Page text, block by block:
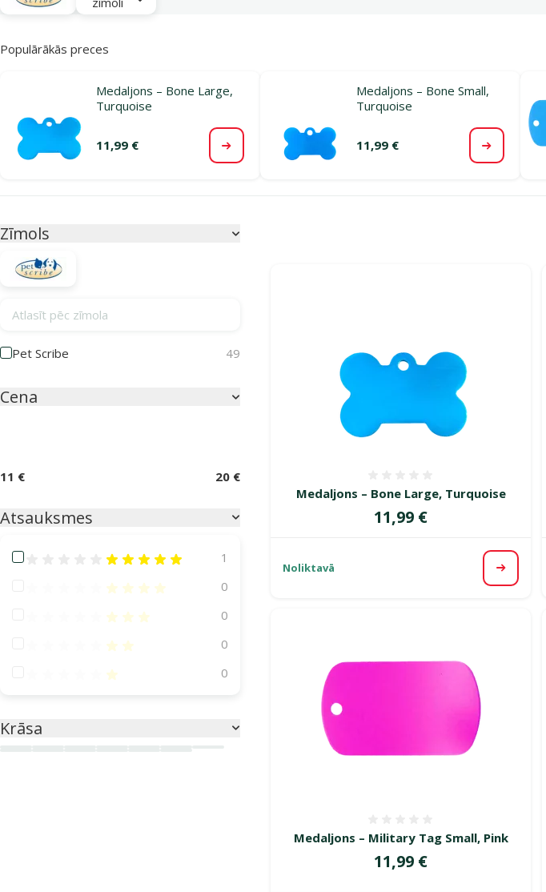
Populārākās preces
Medaljons – Bone Large,
Turquoise
11,99 € Apskatīt
Medaljons – Bone Small,
Turquoise
11,99 € Apskatīt
Zīmols
Atlasīt pēc zīmola
Pet Scribe 49
Cena
11 € 20 €
Atsauksmes
Atsauksmes 100%
1
Atsauksmes 80%
0
Atsauksmes 60%
0
Atsauksmes 40%
0
Atsauksmes 20%
0
Krāsa
Medaljons – Bone Large, Turquoise
Cena
11,99 €
Noliktavā Apskatīt
Medaljons – Military Tag Small, Pink
Cena
11,99 €